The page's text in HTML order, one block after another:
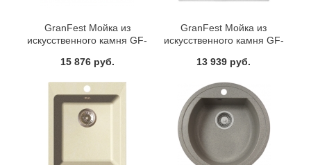
GranFest Мойка из
искусственного камня GF-
15 876 руб.
GranFest Мойка из
искусственного камня GF-
13 939 руб.